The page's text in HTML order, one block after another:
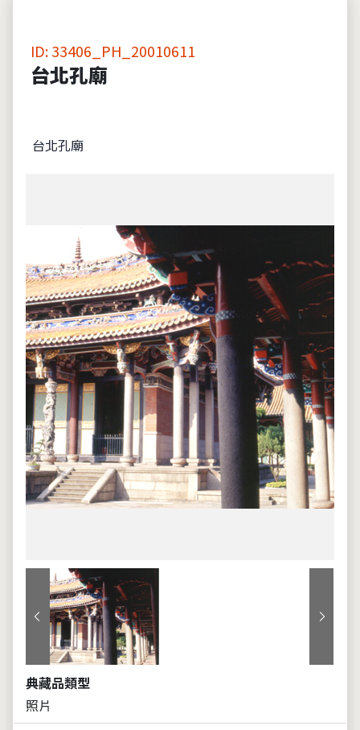
ID: 33406_PH_20010611
台北孔廟
台北孔廟
上一張 下一張
典藏品類型
照片